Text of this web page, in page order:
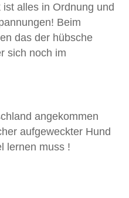
alles in Ordnung und
Beim
das der hübsche
sich noch im
angekommen
aufgeweckter Hund
lernen muss !